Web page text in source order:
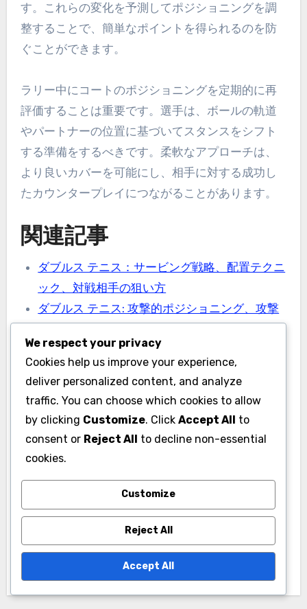
す。これらの変化を予測してポジショニングを調
整することで、簡単なポイントを得られるのを防
ぐことができます。
ラリー中にコートのポジショニングを定期的に再
評価することは重要です。選手は、ボールの軌道
やパートナーの位置に基づいてスタンスをシフト
する準備をするべきです。柔軟なアプローチは、
より良いカバーを可能にし、相手に対する成功し
たカウンタープレイにつながることがあります。
関連記事
ダブルス テニス：サービング戦略、配置テクニ
ック、対戦相手の狙い方
ダブルス テニス: 攻撃的ポジショニング、攻撃
ダブルス テニス: 異なる相手へのポジショニン
グ、スタイルの適応、柔軟性
Post
navigation
ダブルス テニス: 攻
撃的ポジショニング、
攻撃戦略、ネットプレ
ー
ダブルス テニス：ロ
ブ、オーバーヘッド、
ボレーのポジショニン
グ
We respect your privacy
Cookies help us improve your experience,
deliver personalized content, and analyze
traffic. You can choose which cookies to allow
by clicking Customize. Click Accept All to
consent or Reject All to decline non-essential
cookies.
Customize
Reject All
Accept All